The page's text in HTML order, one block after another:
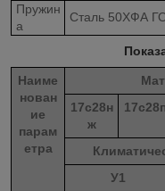
Пружин
а
Сталь 50ХФА
Наиме
нован
ие
парам
етра
17с28н
ж
У1